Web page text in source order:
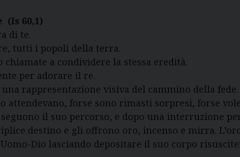
(Is 60,1)
di te.
i popoli della terra.
a condividere la stessa eredità.
per adorare il re.
rappresentazione visiva del cammino della fede.
attendevano, forse sono rimasti sorpresi, forse
il suo percorso, e dopo una interruzione
destino e gli offrono oro, incenso e mirra.
Dio lasciando depositare il suo corpo